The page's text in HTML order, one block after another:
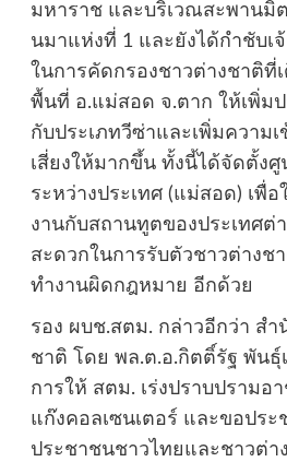
มหาราช และบริเวณสะพานมิ
นมาแห่งที่ 1 และยังได้กำชับเ
ในการคัดกรองชาวต่างชาติที่
พื้นที่ อ.แม่สอด จ.ตาก ให้เพิ่มป
กับประเภทวีซ่าและเพิ่มความ
เสี่ยงให้มากขึ้น ทั้งนี้ได้จัดตั้ง
ระหว่างประเทศ (แม่สอด) เพื่
งานกับสถานทูตของประเทศต่
สะดวกในการรับตัวชาวต่างช
ทำงานผิดกฎหมาย อีกด้วย
รอง ผบช.สตม. กล่าวอีกว่า สำ
ชาติ โดย พล.ต.อ.กิตติ์รัฐ พันธุ์
การให้ สตม. เร่งปราบปราม
แก๊งคอลเซนเตอร์ และขอปร
ประชาชนชาวไทยและชาวต่า